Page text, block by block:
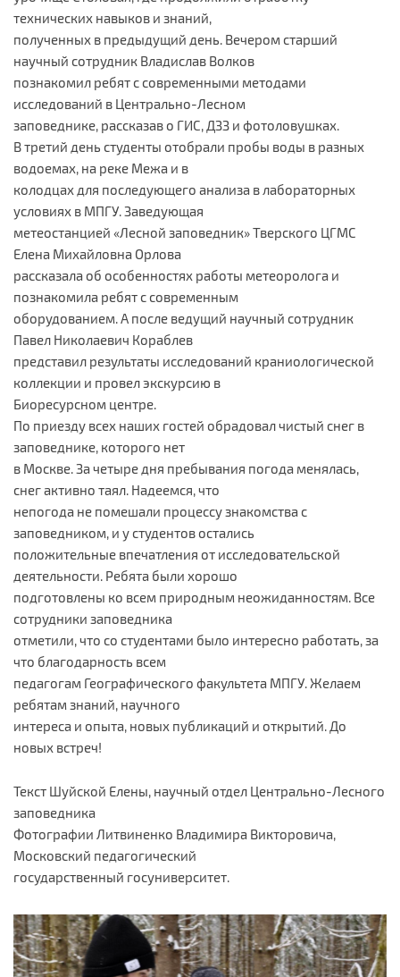
технических навыков и знаний,
полученных в предыдущий день. Вечером старший
научный сотрудник Владислав Волков
познакомил ребят с современными методами
исследований в Центрально-Лесном
заповеднике, рассказав о ГИС, ДЗЗ и фотоловушках.
В третий день студенты отобрали пробы воды в разных
водоемах, на реке Межа и в
колодцах для последующего анализа в лабораторных
условиях в МПГУ. Заведующая
метеостанцией «Лесной заповедник» Тверского ЦГМС
Елена Михайловна Орлова
рассказала об особенностях работы метеоролога и
познакомила ребят с современным
оборудованием. А после ведущий научный сотрудник
Павел Николаевич Кораблев
представил результаты исследований краниологической
коллекции и провел экскурсию в
Биоресурсном центре.
По приезду всех наших гостей обрадовал чистый снег в
заповеднике, которого нет
в Москве. За четыре дня пребывания погода менялась,
снег активно таял. Надеемся, что
непогода не помешали процессу знакомства с
заповедником, и у студентов остались
положительные впечатления от исследовательской
деятельности. Ребята были хорошо
подготовлены ко всем природным неожиданностям. Все
сотрудники заповедника
отметили, что со студентами было интересно работать, за
что благодарность всем
педагогам Географического факультета МПГУ. Желаем
ребятам знаний, научного
интереса и опыта, новых публикаций и открытий. До
новых встреч!
Текст Шуйской Елены, научный отдел Центрально-Лесного
заповедника
Фотографии Литвиненко Владимира Викторовича,
Московский педагогический
государственный госуниверситет.